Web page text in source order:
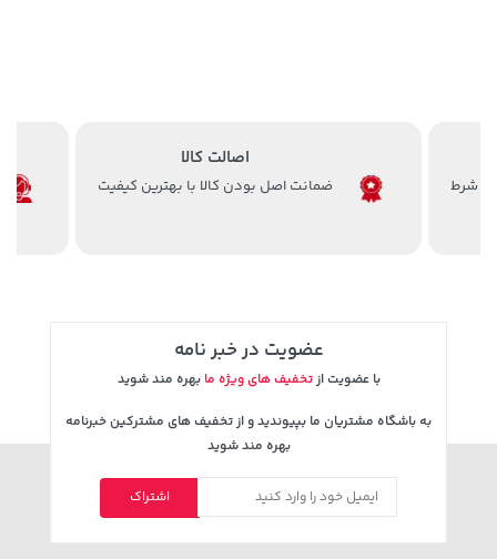
2,179,000
141,000 تومان
165,900
اصالت کالا
ضمانت اصل بودن کالا با بهترین کیفیت
عضویت در خبر نامه
با عضویت ازتخفیف های ویژه ما بهره مند شوید
به باشگاه مشتریان ما بپیوندید و از تخفیف های مشترکین خبرنامه
بهره مند شوید
اشتراک